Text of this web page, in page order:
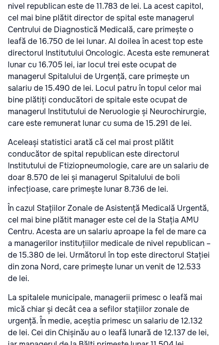
nivel republican este de 11.783 de lei. La acest capitol,
cel mai bine plătit director de spital este managerul
Centrului de Diagnostică Medicală, care primește o
leafă de 16.750 de lei lunar. Al doilea în acest top este
directorul Institutului Oncologic. Acesta este remunerat
lunar cu 16.705 lei, iar locul trei este ocupat de
managerul Spitalului de Urgență, care primește un
salariu de 15.490 de lei. Locul patru în topul celor mai
bine plătiți conducători de spitale este ocupat de
managerul Institutului de Neruologie și Neurochirurgie,
care este remunerat lunar cu suma de 15.291 de lei.
Aceleași statistici arată că cel mai prost plătit
conducător de spital republican este directorul
Institutului de Ftiziopneumologie, care are un salariu de
doar 8.570 de lei și managerul Spitalului de boli
infecțioase, care primește lunar 8.736 de lei.
În cazul Stațiilor Zonale de Asistență Medicală Urgentă,
cel mai bine plătit manager este cel de la Stația AMU
Centru. Acesta are un salariu aproape la fel de mare ca
a managerilor instituțiilor medicale de nivel republican –
de 15.380 de lei. Următorul în top este directorul Stației
din zona Nord, care primește lunar un venit de 12.533
de lei.
La spitalele municipale, managerii primesc o leafă mai
mică chiar și decât cea a sefilor stațiilor zonale de
urgență. În medie, aceștia primesc un salariu de 12.132
de lei. Cei din Chișinău au o leafă lunară de 12.137 de lei,